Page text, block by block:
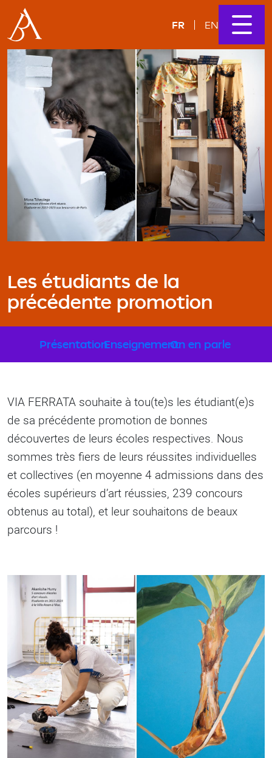
FR EN
Les étudiants de la
précédente promotion
Sous-menu Formation
PrésentationEnseignementOn en parle
VIA FERRATA souhaite à tou(te)s les étudiant(e)s
de sa précédente promotion de bonnes
découvertes de leurs écoles respectives. Nous
sommes très fiers de leurs réussites individuelles
et collectives (en moyenne 4 admissions dans des
écoles supérieurs d’art réussies, 239 concours
obtenus au total), et leur souhaitons de beaux
parcours !